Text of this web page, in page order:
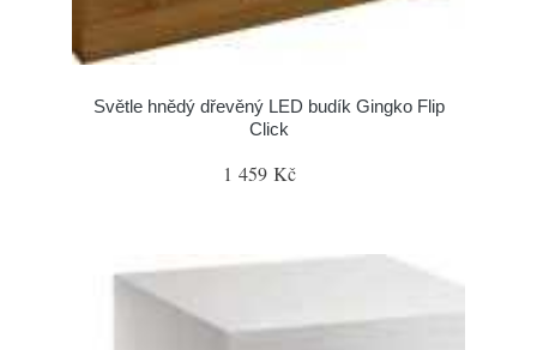
Světle hnědý dřevěný LED budík Gingko Flip
Click
1 459 Kč